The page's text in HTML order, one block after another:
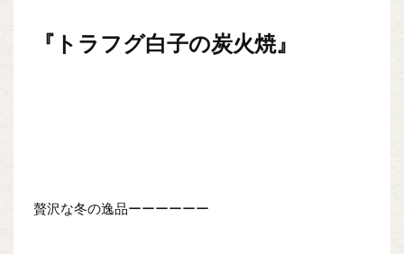
『トラフグ白子の炭火焼』
贅沢な冬の逸品ーーーーーー